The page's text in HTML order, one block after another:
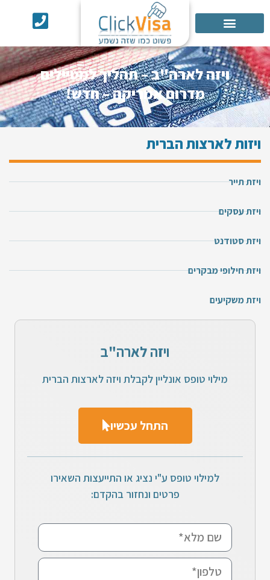
ויזה לארה"ב – תהליך למטיילים
מדרום אמריקה – חדש!
ויזות לארצות הברית
ויזת תייר
ויזת עסקים
ויזת סטודנט
ויזת חילופי מבקרים
ויזת משקיעים
ויזה לארה"ב
מילוי טופס אונליין לקבלת ויזה לארצות הברית
התחל עכשיו
למילוי טופס ע"י נציג או התייעצות השאירו
פרטים ונחזור בהקדם: